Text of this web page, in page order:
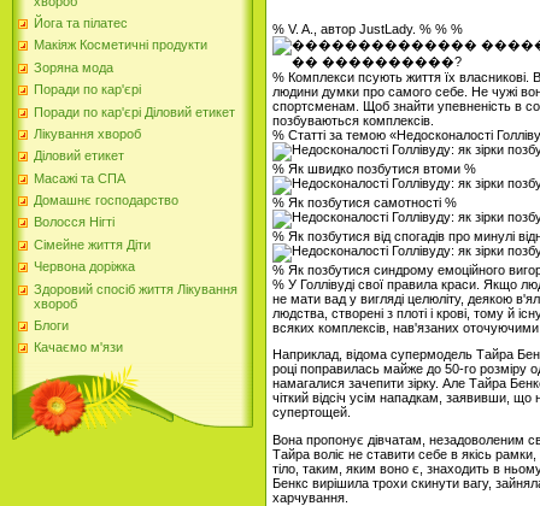
Йога та пілатес
Макіяж Косметичні продукти
Зоряна мода
Поради по кар'єрі
Поради по кар'єрі Діловий етикет
Лікування хвороб
Діловий етикет
Масажі та СПА
Домашнє господарство
Волосся Нігті
Сімейне життя Діти
Червона доріжка
Здоровий спосіб життя Лікування
хвороб
Блоги
Качаємо м'язи
% V. A., автор JustLady. % % %
% Комплекси псують життя їх
людини думки про самого себе. Не чужі
спортсменам. Щоб знайти упевненість в
позбуваються комплексів.
% Статті за темою «Недосконалості
% Як швидко позбутися втоми %
% Як позбутися самотності %
% Як позбутися від спогадів про минулі
% Як позбутися синдрому емоційного
% У Голлівуді свої правила краси. Якщо
не мати вад у вигляді целюліту, деякою
людства, створені з плоті і крові, тому й
всяких комплексів, нав'язаних
Наприклад, відома супермодель Тайра
році поправилась майже до 50-го розміру
намагалися зачепити зірку. Але Тайра
чіткий відсіч усім нападкам, заявивши,
супертощей.
Вона пропонує дівчатам, незадоволеним
Тайра воліє не ставити себе в якісь
тіло, таким, яким воно є, знаходить в
Бенкс вирішила трохи скинути вагу,
харчування.